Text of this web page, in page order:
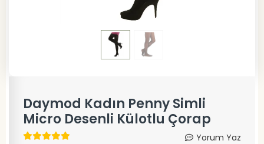
Daymod Kadın Penny Simli
Micro Desenli Külotlu Çorap
Yorum Yaz